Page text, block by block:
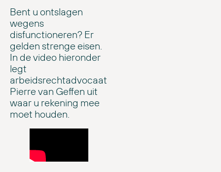
Bent u ontslagen
wegens
disfunctioneren? Er
gelden strenge eisen.
In de video hieronder
legt
arbeidsrechtadvocaat
Pierre van Geffen uit
waar u rekening mee
moet houden.